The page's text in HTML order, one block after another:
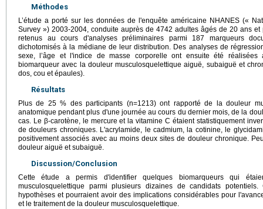
Méthodes
L’étude a porté sur les données de l'enquête américaine NHANES («
Survey ») 2003-2004, conduite auprès de 4742 adultes âgés de 20 ans
retenus au cours d'analyses préliminaires parmi 187 marqueurs
dichotomisés à la médiane de leur distribution. Des analyses de
sexe, l’âge et l'indice de masse corporelle ont ensuite été réalisées
biomarqueur avec la douleur musculosquelettique aiguë, subaiguë et
dos, cou et épaules).
Résultats
Plus de 25 % des participants (n=1213) ont rapporté de la douleur
anatomique pendant plus d'une journée au cours du dernier mois, de la
cas. Le β-carotène, le mercure et la vitamine C étaient statistiquement
de douleurs chroniques. L'acrylamide, le cadmium, la cotinine, le
positivement associés avec au moins deux sites de douleur chronique.
douleur aiguë et subaiguë.
Discussion/Conclusion
Cette étude a permis d'identifier quelques biomarqueurs qui
musculosquelettique parmi plusieurs dizaines de candidats
hypothèses et pourraient avoir des implications considérables pour
et le traitement de la douleur musculosquelettique.